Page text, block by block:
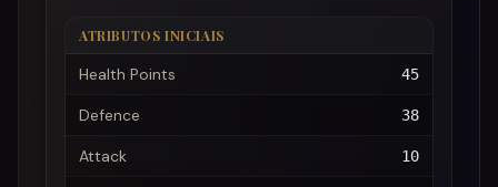
ATRIBUTOS INICIAIS
Health Points 45
Defence 38
Attack 10